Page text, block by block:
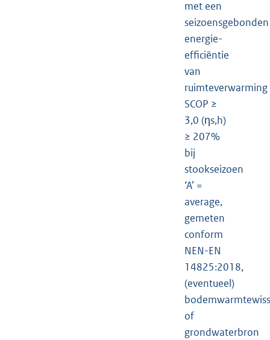
met een
seizoensgebonden
energie-
efficiëntie
van
ruimteverwarming
SCOP ≥
3,0 (ηs,h)
≥ 207%
bij
stookseizoen
‘A’ =
average,
gemeten
conform
NEN-EN
14825:2018,
(eventueel)
of
grondwaterbron